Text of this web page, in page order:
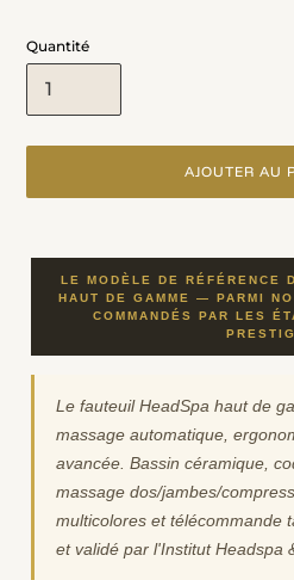
Quantité
AJOUTER AU
d'un
produitLE MODÈLE DE RÉFÉRENCE
HAUT DE GAMME — PARMI
COMMANDÉS PAR LES
Le fauteuil HeadSpa haut de
massage automatique,
avancée. Bassin céramique,
massage dos/jambes/
multicolores et télécommande
et validé par l'Institut Headspa